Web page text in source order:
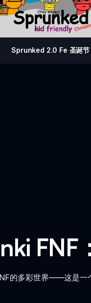
Sprunked 2.0 Fe 圣诞节
FNF
的多彩世界——这是一